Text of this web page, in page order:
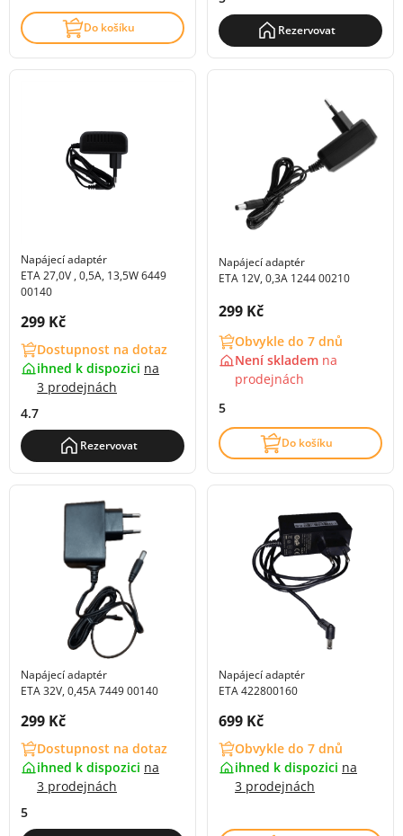
Do košíku Rezervovat
Napájecí adaptér
ETA 27,0V , 0,5A, 13,5W 6449
00140
Cena s DPH:
299 Kč
Dostupnost na dotaz
ihned k dispozici na
3 prodejnách
4.7
Rezervovat
Napájecí adaptér
ETA 12V, 0,3A 1244 00210
Cena s DPH:
299 Kč
Obvykle do 7 dnů
Není skladem na
prodejnách
5
Do košíku
Napájecí adaptér
ETA 32V, 0,45A 7449 00140
Cena s DPH:
299 Kč
Dostupnost na dotaz
ihned k dispozici na
3 prodejnách
5
Napájecí adaptér
ETA 422800160
Cena s DPH:
699 Kč
Obvykle do 7 dnů
ihned k dispozici na
3 prodejnách